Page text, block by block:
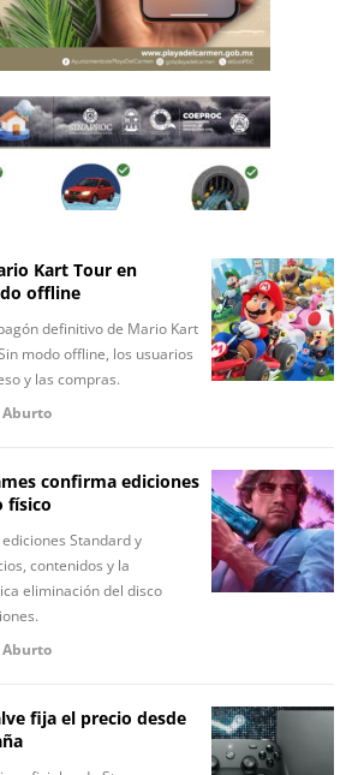
Kart Tour en
offline
definitivo de Mario Kart
modo offline, los usuarios
y las compras.
confirma ediciones
físico
Standard y
contenidos y la
eliminación del disco
fija el precio desde